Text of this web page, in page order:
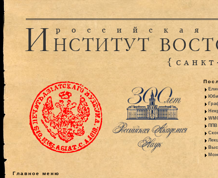
ППВ
Главное меню